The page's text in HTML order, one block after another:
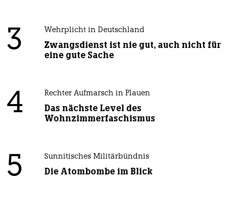
3 Wehrplicht in Deutschland
Zwangsdienst ist nie gut, auch nicht für
eine gute Sache
4 Rechter Aufmarsch in Plauen
Das nächste Level des
Wohnzimmerfaschismus
5 Sunnitisches Militärbündnis
Die Atombombe im Blick